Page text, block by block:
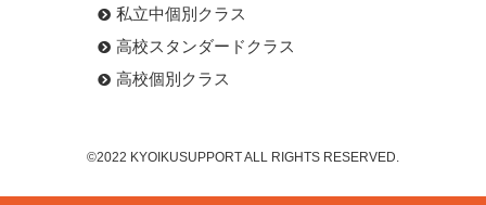
私立中個別クラス
高校スタンダードクラス
高校個別クラス
©2022 KYOIKUSUPPORT ALL RIGHTS RESERVED.